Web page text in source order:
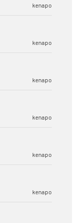
kenapo
kenapo
kenapo
kenapo
kenapo
kenapo